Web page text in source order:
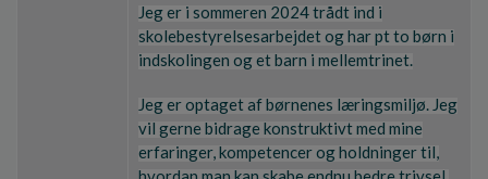
Jeg er i sommeren 2024 trådt ind i
skolebestyrelsesarbejdet og har pt to børn i
indskolingen og et barn i mellemtrinet.
Jeg er optaget af børnenes læringsmiljø. Jeg
vil gerne bidrage konstruktivt med mine
erfaringer, kompetencer og holdninger til,